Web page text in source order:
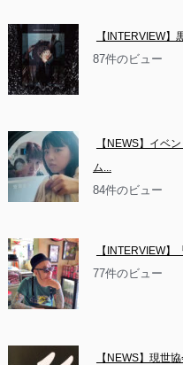
【INTERVIEW
87件のビュー
【NEWS】イベ
ム...
84件のビュー
【INTERVIEW
77件のビュー
【NEWS】現世